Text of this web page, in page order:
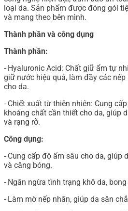
loại da. Sản phẩm được đóng gói
và mang theo bên mình.
Thành phần và công dụng
Thành phần:
- Hyaluronic Acid: Chất giữ ẩm tự
giữ nước hiệu quả, làm đầy các
cho da.
- Chiết xuất từ thiên nhiên: Cung
khoáng chất cần thiết cho da, giúp
và rạng rỡ.
Công dụng:
- Cung cấp độ ẩm sâu cho da, giúp
và căng bóng.
- Ngăn ngừa tình trạng khô da,
- Làm mờ nếp nhăn, giúp da săn